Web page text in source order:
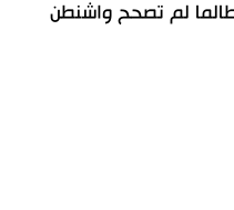
لم تصحح واشنطن